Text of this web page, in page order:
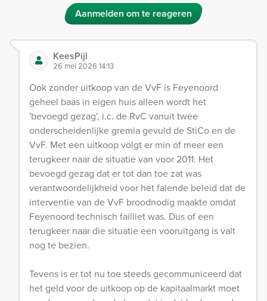
Aanmelden om te reageren
KeesPijl
26 mei 2026 14:13
Ook zonder uitkoop van de VvF is Feyenoord
geheel baas in eigen huis alleen wordt het
'bevoegd gezag', i.c. de RvC vanuit twee
onderscheidenlijke gremia gevuld de StiCo en de
VvF. Met een uitkoop volgt er min of meer een
terugkeer naar de situatie van voor 2011. Het
bevoegd gezag dat er tot dan toe zat was
verantwoordelijkheid voor het falende beleid dat de
interventie van de VvF broodnodig maakte omdat
Feyenoord technisch failliet was. Dus of een
terugkeer naar die situatie een vooruitgang is valt
nog te bezien.
Tevens is er tot nu toe steeds gecommuniceerd dat
het geld voor de uitkoop op de kapitaalmarkt moet